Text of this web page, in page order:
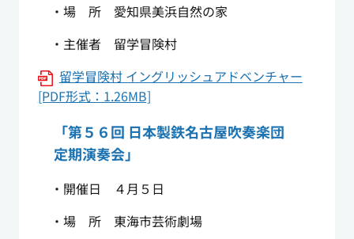
・場 所 愛知県美浜自然の家
・主催者 留学冒険村
留学冒険村 イングリッシュアドベンチャー
[PDF形式：1.26MB]
「第５６回 日本製鉄名古屋吹奏楽団
定期演奏会」
・開催日 ４月５日
・場 所 東海市芸術劇場